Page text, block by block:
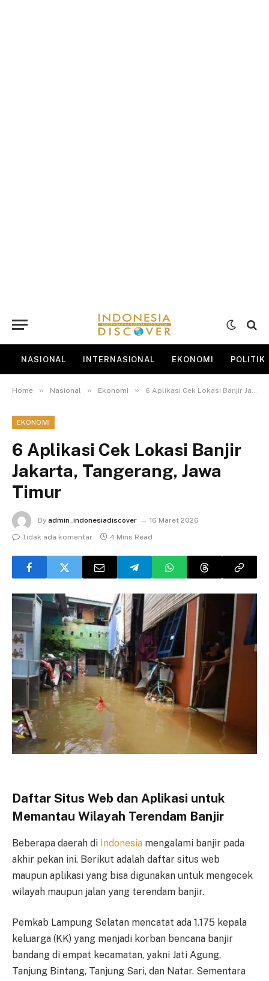
NASIONAL INTERNASIONAL EKONOMI POLITIK
Home » Nasional » Ekonomi » 6 Aplikasi Cek Lokasi Banjir Jakarta, Tangerang, Jawa Timur
EKONOMI
6 Aplikasi Cek Lokasi Banjir
Jakarta, Tangerang, Jawa
Timur
By admin_indonesiadiscover
16 Maret 2026
Tidak ada komentar
4 Mins Read
Daftar Situs Web dan Aplikasi untuk
Memantau Wilayah Terendam Banjir
Beberapa daerah di Indonesia mengalami banjir pada
akhir pekan ini. Berikut adalah daftar situs web
maupun aplikasi yang bisa digunakan untuk mengecek
wilayah maupun jalan yang terendam banjir.
Pemkab Lampung Selatan mencatat ada 1.175 kepala
keluarga (KK) yang menjadi korban bencana banjir
bandang di empat kecamatan, yakni Jati Agung,
Tanjung Bintang, Tanjung Sari, dan Natar. Sementara